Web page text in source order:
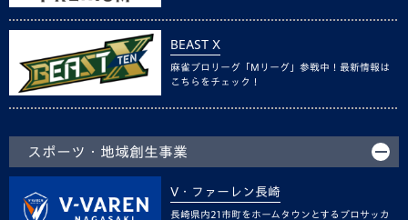
BEAST X
麻雀プロリーグ「Mリーグ」参戦中！最新情報は
こちらをチェック！
スポーツ・地域創生事業
V・ファーレン長崎
長崎県内21市町をホームタウンとするプロサッカ